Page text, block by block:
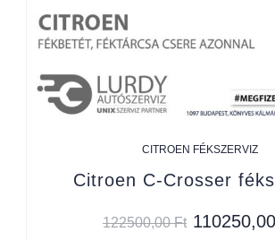
CITROEN FÉKSZERVIZ
Citroen C-Crosser
122500,00Ft 110250,00